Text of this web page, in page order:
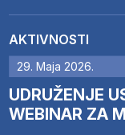
AKTIVNOSTI
29. Maja 2026.
UDRUŽENJE
WEBINAR ZA